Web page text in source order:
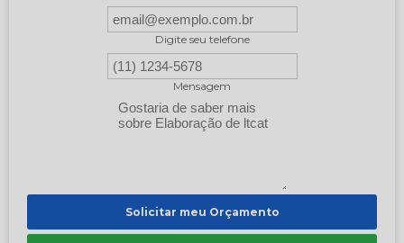
Digite seu telefone
Mensagem
Solicitar meu Orçamento